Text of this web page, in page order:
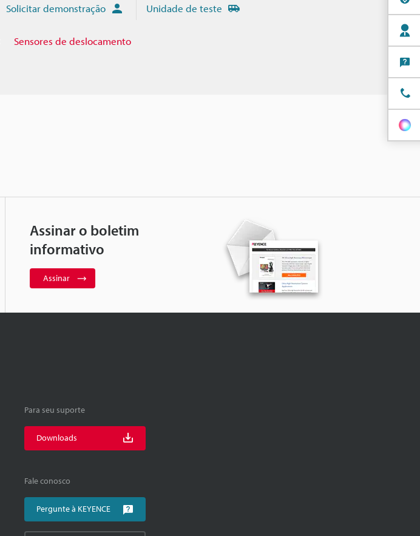
Solicitar demonstração Unidade de teste
Sensores de deslocamento
Assinar o boletim
informativo
Assinar
Para seu suporte
Downloads
Fale conosco
Pergunte à KEYENCE